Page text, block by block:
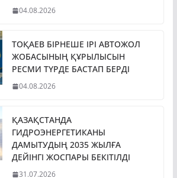
04.08.2026
ТОҚАЕВ БІРНЕШЕ ІРІ АВТОЖОЛ
ЖОБАСЫНЫҢ ҚҰРЫЛЫСЫН
РЕСМИ ТҮРДЕ БАСТАП БЕРДІ
04.08.2026
ҚАЗАҚСТАНДА
ГИДРОЭНЕРГЕТИКАНЫ
ДАМЫТУДЫҢ 2035 ЖЫЛҒА
ДЕЙІНГІ ЖОСПАРЫ БЕКІТІЛДІ
31.07.2026